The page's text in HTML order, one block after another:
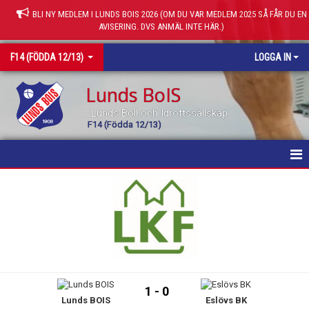
BLI NY MEDLEM I LUNDS BOIS 2026 (OM DU VAR MEDLEM 2025 SÅ FÅR DU EN
AVISERING. DVS ANMÄL INTE HÄR.)
F14 (FÖDDA 12/13) LOGGA IN
Lunds BoIS
Lunds Boll och Idrottssällskap
F14 (Födda 12/13)
Lunds BOIS
1 - 0
Eslövs BK